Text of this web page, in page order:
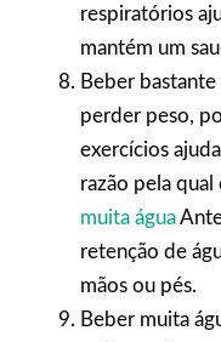
respiratórios
mantém um
Beber
perder peso,
exercícios
razão pela qual
muita água
retenção de
mãos ou pés.
Beber muita